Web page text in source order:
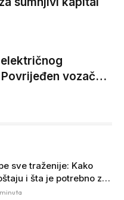
vozač
bolnicu
sve traženije: Kako
i šta je potrebno za